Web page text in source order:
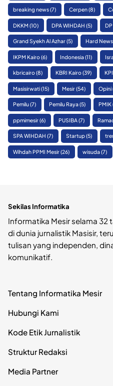
breaking news(7) Cerpen(8)
DKKM (10) DPA WIHDAH (5)
Grand Syekh Al Azhar(5) Hard News
IKPM Kairo(6) Indonesia(11)
kbricairo(8) KBRI Kairo(39) KPI
Masisirwati(15) Mesir(54) Opini
Pemilu(7) Pemilu Raya(5) PMIK
ppmimesir(6) PUSIBA(7)
SPA WIHDAH (7) Startup(5)
Wihdah PPMI Mesir(26) wisuda(7)
Sekilas Informatika
Informatika Mesir selama 32
di dunia jurnalistik Masisir,
tulisan yang independen,
komunikatif.
Tentang Informatika Mesir
Hubungi Kami
Kode Etik Jurnalistik
Struktur Redaksi
Media Partner